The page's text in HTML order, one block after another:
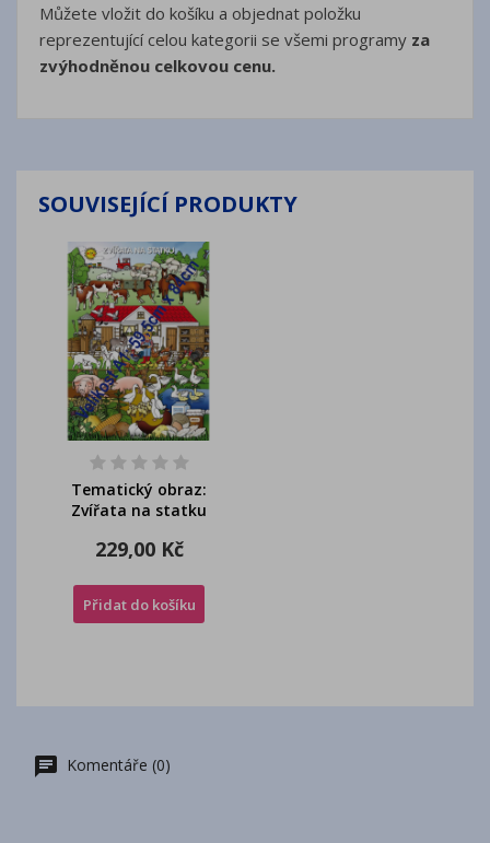
Můžete vložit do košíku a objednat položku
reprezentující celou kategorii se všemi programy za
zvýhodněnou celkovou cenu.
SOUVISEJÍCÍ PRODUKTY
Tematický obraz:
Zvířata na statku
229,00 Kč
Přidat do košíku
Komentáře (0)